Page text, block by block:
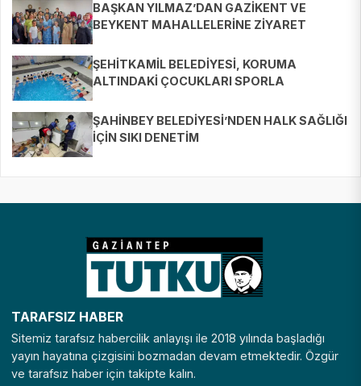
BAŞKAN YILMAZ’DAN GAZİKENT VE
BEYKENT MAHALLELERİNE ZİYARET
ŞEHİTKAMİL BELEDİYESİ, KORUMA
ALTINDAKİ ÇOCUKLARI SPORLA
ŞAHİNBEY BELEDİYESİ’NDEN HALK SAĞLIĞI
İÇİN SIKI DENETİM
TARAFSIZ HABER
Sitemiz tarafsız habercilik anlayışı ile 2018 yılında başladığı
yayın hayatına çizgisini bozmadan devam etmektedir. Özgür
ve tarafsız haber için takipte kalın.